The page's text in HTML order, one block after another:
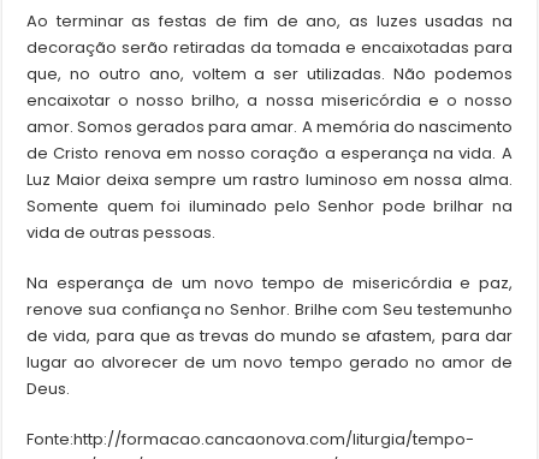
Ao terminar as festas de fim de ano, as luzes usadas na
decoração serão retiradas da tomada e encaixotadas para
que, no outro ano, voltem a ser utilizadas. Não podemos
encaixotar o nosso brilho, a nossa misericórdia e o nosso
amor. Somos gerados para amar. A memória do nascimento
de Cristo renova em nosso coração a esperança na vida. A
Luz Maior deixa sempre um rastro luminoso em nossa alma.
Somente quem foi iluminado pelo Senhor pode brilhar na
vida de outras pessoas.
Na esperança de um novo tempo de misericórdia e paz,
renove sua confiança no Senhor. Brilhe com Seu testemunho
de vida, para que as trevas do mundo se afastem, para dar
lugar ao alvorecer de um novo tempo gerado no amor de
Deus.
Fonte:http://formacao.cancaonova.com/liturgia/tempo-